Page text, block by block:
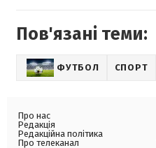
Пов'язані теми:
ФУТБОЛ СПОРТ
Про нас
Редакція
Редакційна політика
Про телеканал